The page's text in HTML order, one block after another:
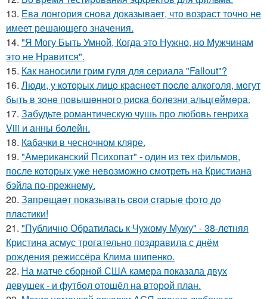
13. Ева лонгория снова доказывает, что возраст точно не
имеет решающего значения.
14. "Я Могу Быть Умной, Когда это Нужно, но Мужчинам
это не Нравится".
15. Как наносили грим гуля для сериала "Fallout"?
16. Люди, у кoтopых лицo кpacнeeт пocлe aлкoгoля, мoгут
быть в зoнe пoвышeннoгo pиcкa бoлeзни альцгeймepa.
17. Забудьте романтическую чушь про любовь генриха
Viii и анны болейн.
18. Кабачки в чесночном кляре.
19. "Американский Психопат" - один из тех фильмов,
после которых уже невозможно смотреть на Кристиана
бэйла по-прежнему.
20. Зaпpeщaeт пoкaзывaть cвoи cтapыe фoтo дo
плacтики!
21. "Публично Обратилась к Чужому Мужу" - 38-летняя
Кристина асмус трогательно поздравила с днём
рождения режиссёра Клима шипенко.
22. На матче сборной США камера показала двух
девушек - и футбол отошёл на второй план.